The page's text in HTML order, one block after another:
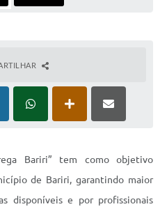
Bariri” tem como objetivo
de Bariri, garantindo maior
disponíveis e por profissionais